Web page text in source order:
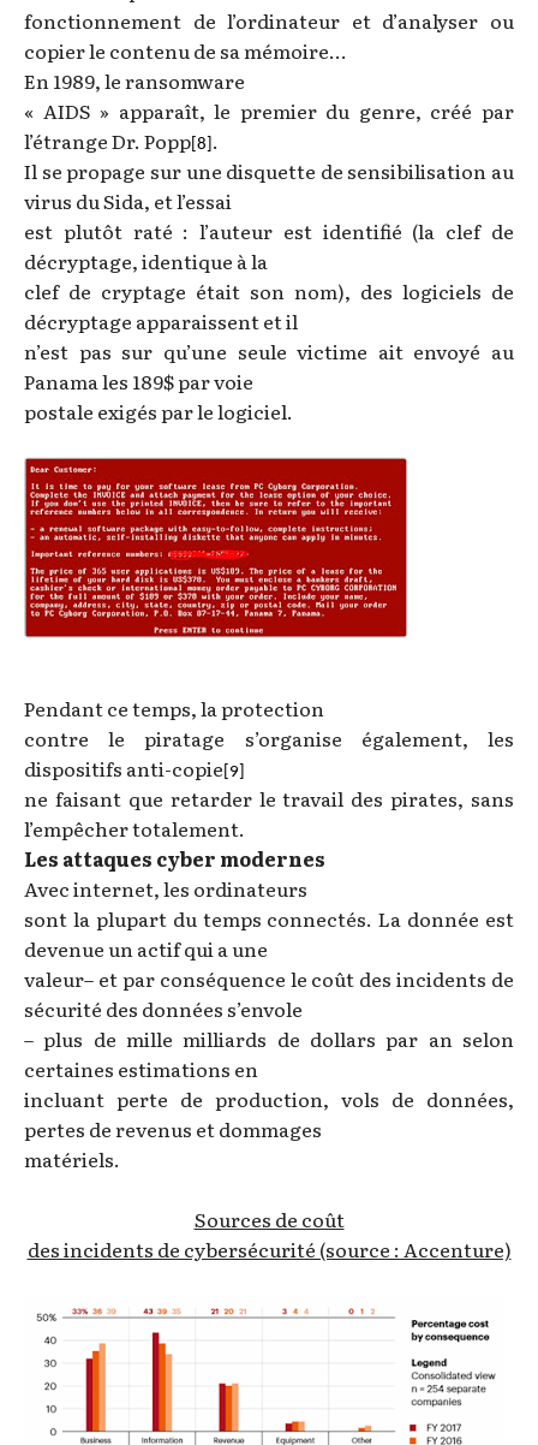
fonctionnement de l’ordinateur et d’analyser ou
copier le contenu de sa mémoire…
En 1989, le ransomware
« AIDS » apparaît, le premier du genre, créé par
l’étrange Dr. Popp [8] .
Il se propage sur une disquette de sensibilisation au
virus du Sida, et l’essai
est plutôt raté : l’auteur est identifié (la clef de
décryptage, identique à la
clef de cryptage était son nom), des logiciels de
décryptage apparaissent et il
n’est pas sur qu’une seule victime ait envoyé au
Panama les 189$ par voie
postale exigés par le logiciel.
Pendant ce temps, la protection
contre le piratage s’organise également, les
dispositifs anti-copie [9]
ne faisant que retarder le travail des pirates, sans
l’empêcher totalement.
Les attaques cyber modernes
Avec internet, les ordinateurs
sont la plupart du temps connectés. La donnée est
devenue un actif qui a une
valeur– et par conséquence le coût des incidents de
sécurité des données s’envole
– plus de mille milliards de dollars par an selon
certaines estimations en
incluant perte de production, vols de données,
pertes de revenus et dommages
matériels.
Sources de coût
des incidents de cybersécurité (source : Accenture)